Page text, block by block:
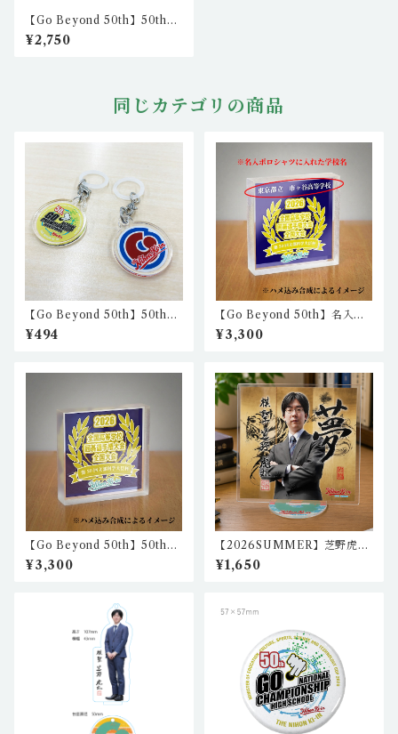
【Go Beyond 50th】50th
フェイスタオル nkc-st-01
¥2,750
同じカテゴリの商品
【Go Beyond 50th】50th
目印アクリルチャーム2（２個
セット） nkc-ch-02,nkc-c
¥494
【Go Beyond 50th】名入れ5
0th記念アクリルブロック（ペ
ーパーウェイト）※名入ポロ
¥3,300
【Go Beyond 50th】50th記
念アクリルブロック（ペーパ
ーウェイト） NK_akb_01
¥3,300
【2026SUMMER】芝野虎丸
棋聖アクリルスタンド1 igo-
as-01
¥1,650